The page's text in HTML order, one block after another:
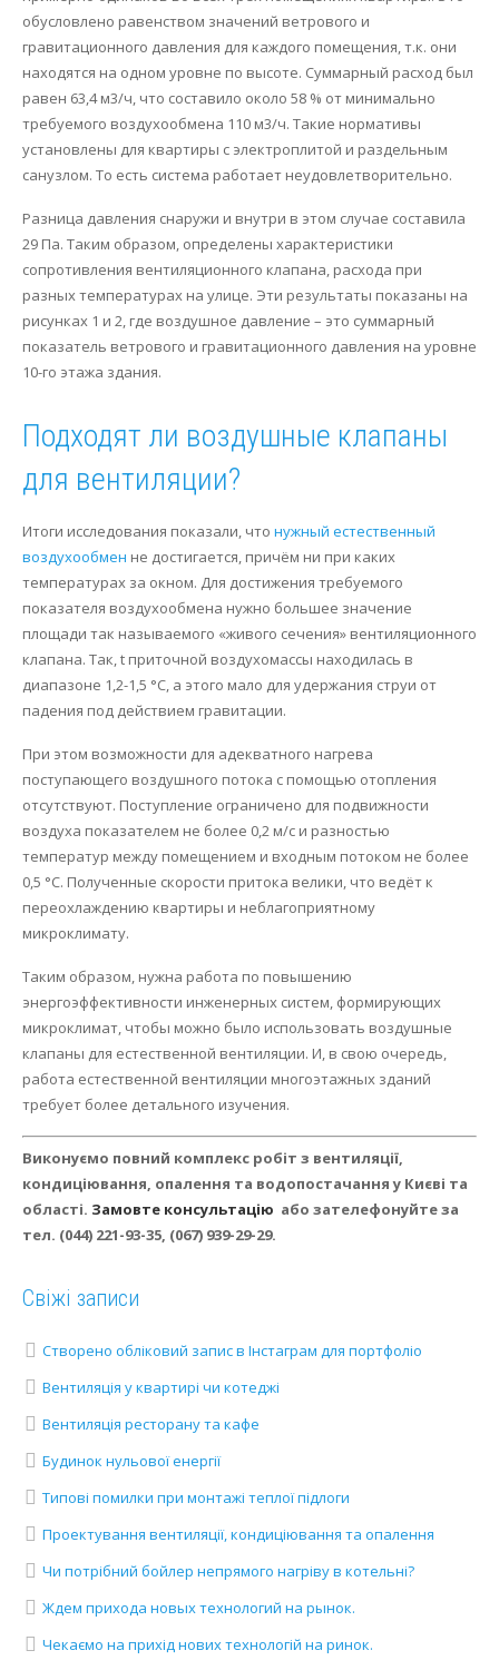
обусловлено равенством значений ветрового и
гравитационного давления для каждого помещения, т.к. они
находятся на одном уровне по высоте. Суммарный расход был
равен 63,4 м3/ч, что составило около 58 % от минимально
требуемого воздухообмена 110 м3/ч. Такие нормативы
установлены для квартиры с электроплитой и раздельным
санузлом. То есть система работает неудовлетворительно.
Разница давления снаружи и внутри в этом случае составила
29 Па. Таким образом, определены характеристики
сопротивления вентиляционного клапана, расхода при
разных температурах на улице. Эти результаты показаны на
рисунках 1 и 2, где воздушное давление – это суммарный
показатель ветрового и гравитационного давления на уровне
10-го этажа здания.
Подходят ли воздушные клапаны
для вентиляции?
Итоги исследования показали, что нужный естественный
воздухообмен не достигается, причём ни при каких
температурах за окном. Для достижения требуемого
показателя воздухообмена нужно большее значение
площади так называемого «живого сечения» вентиляционного
клапана. Так, t приточной воздухомассы находилась в
диапазоне 1,2-1,5 °C, а этого мало для удержания струи от
падения под действием гравитации.
При этом возможности для адекватного нагрева
поступающего воздушного потока с помощью отопления
отсутствуют. Поступление ограничено для подвижности
воздуха показателем не более 0,2 м/с и разностью
температур между помещением и входным потоком не более
0,5 °C. Полученные скорости притока велики, что ведёт к
переохлаждению квартиры и неблагоприятному
микроклимату.
Таким образом, нужна работа по повышению
энергоэффективности инженерных систем, формирующих
микроклимат, чтобы можно было использовать воздушные
клапаны для естественной вентиляции. И, в свою очередь,
работа естественной вентиляции многоэтажных зданий
требует более детального изучения.
Виконуємо повний комплекс робіт з вентиляції,
кондиціювання, опалення та водопостачання у Києві та
області. Замовте консультацію або зателефонуйте за
тел. (044) 221-93-35, (067) 939-29-29.
Свіжі записи
Створено обліковий запис в Інстаграм для портфоліо
Вентиляція у квартирі чи котеджі
Вентиляція ресторану та кафе
Будинок нульової енергії
Типові помилки при монтажі теплої підлоги
Проектування вентиляції, кондиціювання та опалення
Чи потрібний бойлер непрямого нагріву в котельні?
Ждем прихода новых технологий на рынок.
Чекаємо на прихід нових технологій на ринок.